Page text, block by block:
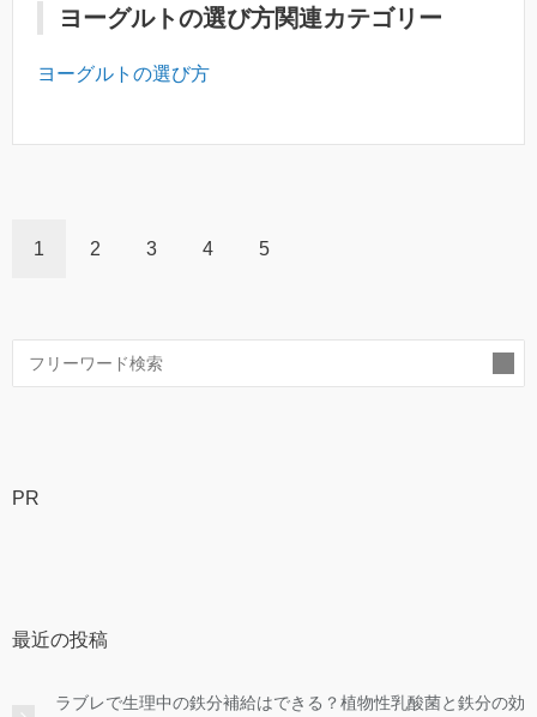
ヨーグルトの選び方関連カテゴリー
ヨーグルトの選び方
1 2 3 4 5
PR
最近の投稿
ラブレで生理中の鉄分補給はできる？植物性乳酸菌と鉄分の効